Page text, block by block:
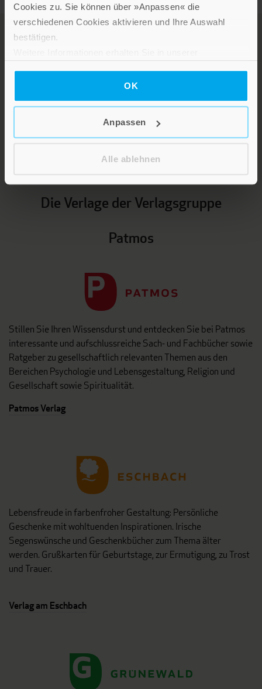
Cookies zu. Sie können über »Anpassen« die
verschiedenen Cookies aktivieren und Ihre Auswahl
bestätigen.
OK
Anpassen
Alle ablehnen
LEBE GUT MAGAZIN
NEWSLETTER
Die Verlage der Verlagsgruppe
Patmos
Stillen Sie Ihren Wissensdurst und entdecken Sie bei Patmos
interessante und aufschlussreiche Sach- und Fachbücher sowie
Ratgeber zu gesellschaftlich relevanten Themen aus den
Bereichen Psychologie und Lebensgestaltung, Religion und
Gesellschaft sowie Spiritualität.
Patmos Verlag
Lebensfreude in farbenfroher Gestaltung: Persönliche
Geschenke mit wohltuenden Inspirationen. Irische
Segenswünsche und Geschenkbücher zum Thema älter
werden. Grußkarten für Geburtstage, zur Ermutigung, zu Trost
und Trauer.
Verlag am Eschbach